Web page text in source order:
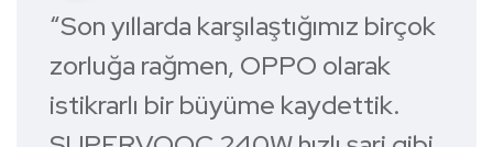
“Son yıllarda karşılaştığımız birçok
zorluğa rağmen, OPPO olarak
istikrarlı bir büyüme kaydettik.